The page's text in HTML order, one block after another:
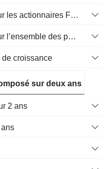
Flux de trésorerie libre pour les actionnaires FCFE, Croissance 1 an
Flux de trésorerie libre pour l’ensemble des pourvoyeurs de fonds (créanciers et actionnaires) FCFF, Croissance 1 an
croissance
sur deux ans
2 ans